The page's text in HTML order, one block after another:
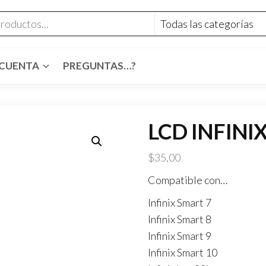
PREGUNTAS…?
LCD
$35,00
Compatible con…
Infinix Smart 7
Infinix Smart 8
Infinix Smart 9
Infinix Smart 10